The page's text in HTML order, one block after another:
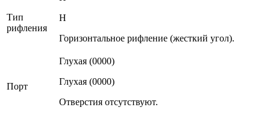
Тип
рифления
H
Горизонтальное рифление (жесткий угол).
Порт
Глухая (0000)
Глухая (0000)
Отверстия отсутствуют.